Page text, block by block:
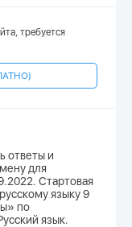
требуется
ответы и
для
Стартовая
языку 9
по
язык.